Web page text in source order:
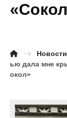
Новости
ью дала мне
окол»